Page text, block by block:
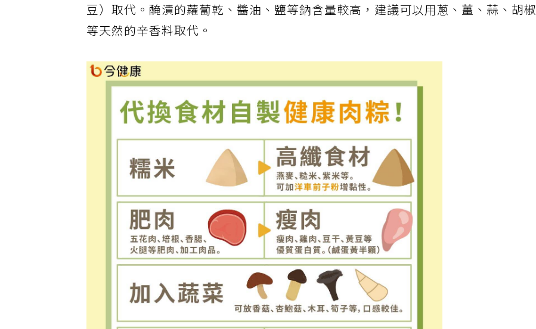
豆）取代。醃漬的蘿蔔乾、醬油、鹽等鈉含量較高，建議可以用蔥、薑、蒜、胡椒
等天然的辛香料取代。